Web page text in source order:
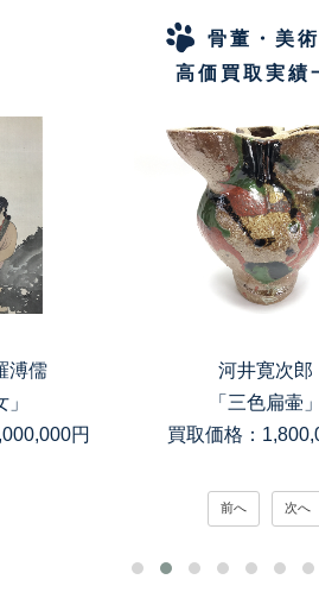
骨董・美
高価買取実績
溥儒
円
河井寛次郎
「三色扁壷」
買取価格：
前へ 次へ